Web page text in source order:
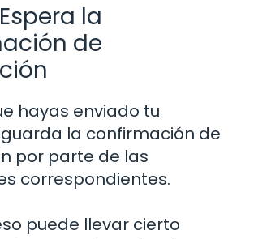
la
de
hayas enviado tu
la confirmación de
por parte de las
correspondientes.
puede llevar cierto